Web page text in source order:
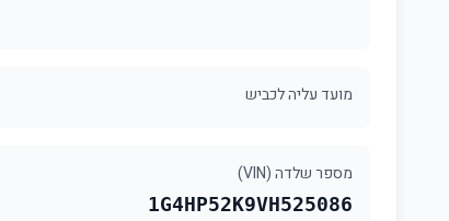
מועד עליה לכביש
מספר שלדה (VIN)
1G4HP52K9VH525086